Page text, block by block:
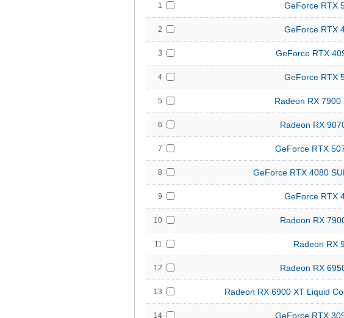
1 GeForce RTX
2 GeForce RTX
3 GeForce RTX
4 GeForce RTX
5 Radeon RX 7900
6 Radeon RX
7 GeForce RTX
8 GeForce RTX 4080
9 GeForce RTX
10 Radeon RX
11 Radeon RX
12 Radeon RX
13 Radeon RX 6900 XT Liquid
14 GeForce RTX